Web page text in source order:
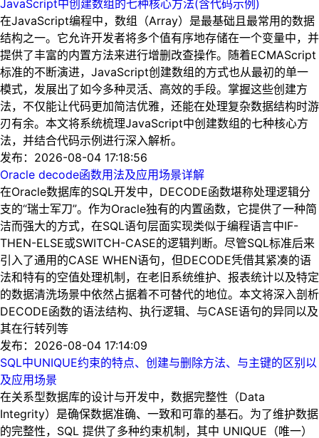
JavaScript中创建数组的七种核心方法(含代码示例)
在JavaScript编程中，数组（Array）是最基础且最常用的数据
结构之一。它允许开发者将多个值有序地存储在一个变量中，并
提供了丰富的内置方法来进行增删改查操作。随着ECMAScript
标准的不断演进，JavaScript创建数组的方式也从最初的单一
模式，发展出了如今多种灵活、高效的手段。掌握这些创建方
法，不仅能让代码更加简洁优雅，还能在处理复杂数据结构时游
刃有余。本文将系统梳理JavaScript中创建数组的七种核心方
法，并结合代码示例进行深入解析。
发布：2026-08-04 17:18:56
Oracle decode函数用法及应用场景详解
在Oracle数据库的SQL开发中，DECODE函数堪称处理逻辑分
支的“瑞士军刀”。作为Oracle独有的内置函数，它提供了一种简
洁而强大的方式，在SQL语句层面实现类似于编程语言中IF-
THEN-ELSE或SWITCH-CASE的逻辑判断。尽管SQL标准后来
引入了通用的CASE WHEN语句，但DECODE凭借其紧凑的语
法和特有的空值处理机制，在老旧系统维护、报表统计以及特定
的数据清洗场景中依然占据着不可替代的地位。本文将深入剖析
DECODE函数的语法结构、执行逻辑、与CASE语句的异同以及
其在行转列等
发布：2026-08-04 17:14:09
SQL中UNIQUE约束的特点、创建与删除方法、与主键的区别以
及应用场景
在关系型数据库的设计与开发中，数据完整性（Data
Integrity）是确保数据准确、一致和可靠的基石。为了维护数据
的完整性，SQL 提供了多种约束机制，其中 UNIQUE（唯一）